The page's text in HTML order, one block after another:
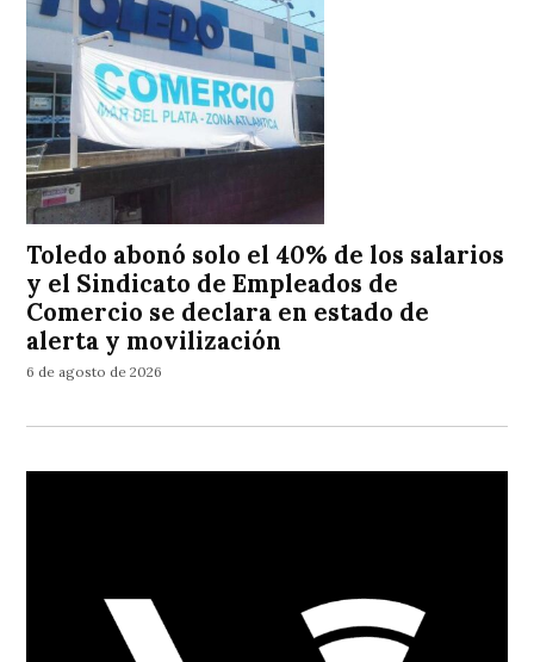
Toledo abonó solo el 40% de los salarios
y el Sindicato de Empleados de
Comercio se declara en estado de
alerta y movilización
6 de agosto de 2026